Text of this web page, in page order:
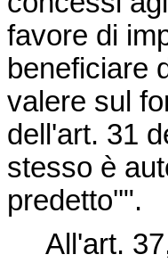
favore di
beneficiare
valere sul
dell'art. 31
stesso è
predetto''".
All'art. 37,